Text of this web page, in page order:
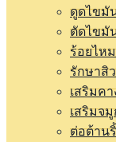
ดูดไขมั
ตัดไขมั
ร้อยไหม
รักษาสิ
เสริมคา
เสริมจมู
ต่อต้าน